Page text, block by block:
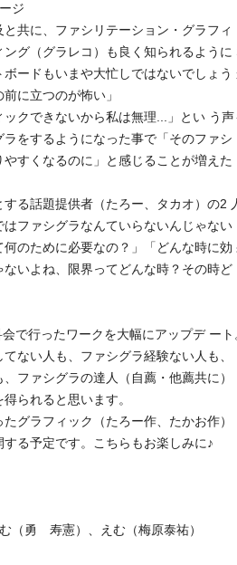
ジ
共に、ファシリテーション・グラフ
グ（グラレコ）も良く知られるように
ードもいまや大忙しではないでしょう
に立つのが怖い」
ックできないから私は無理...」とい う声
をするようになった事で「そのファシ
やすくなるのに」と感じることが増えた
する話題提供者（たろー、タカオ）の2
はファシグラなんていらないんじゃな
何のために必要なの？」「どんな時に効
ないよね、限界ってどんな時？その時
で行ったワークを大幅にアップデ ート
ない人も、ファシグラ経験ない人も、
ファシグラの達人（自薦・他薦共に）
られると思います。
グラフィック（たろー作、たかお作）
る予定です。こちらもお楽しみに♪
（勇 寿憲）、えむ（梅原泰祐）